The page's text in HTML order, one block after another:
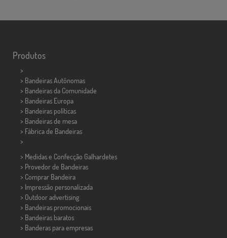
Produtos
>
> Bandeiras Autônomas
> Bandeiras da Comunidade
> Bandeiras Europa
> Bandeiras políticas
> Bandeiras de mesa
> Fábrica de Bandeiras
>
> Medidas e Confecção Galhardetes
> Provedor de Bandeiras
> Comprar Bandeira
> Impressão personalizada
> Outdoor advertising
> Bandeiras promocionais
> Bandeiras baratos
> Banderas para empresas